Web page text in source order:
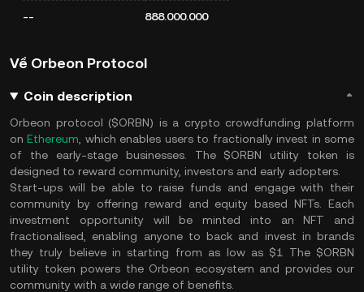
-- 888.000.000
Về Orbeon Protocol
Coin description
Orbeon protocol ($ORBN) is a crypto crowdfunding platform
onEthereum , which enables users to fractionally invest in some
of the early-stage businesses. The $ORBN utility token is
designed to reward community, investors and early adopters.
Start-ups will be able to raise funds and engage with their
community by offering reward and equity based NFTs. Each
investment opportunity will be minted into an NFT and
fractionalised, enabling anyone to back and invest in brands
they truly believe in starting from as low as $1 The $ORBN
utility token powers the Orbeon ecosystem and provides our
community with a wide range of benefits.